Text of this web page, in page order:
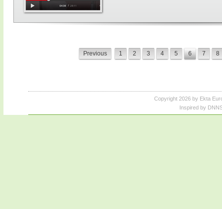
Previous 1 2 3 4 5 6 7 8
Copyright 2026 by Ekta
Inspired by